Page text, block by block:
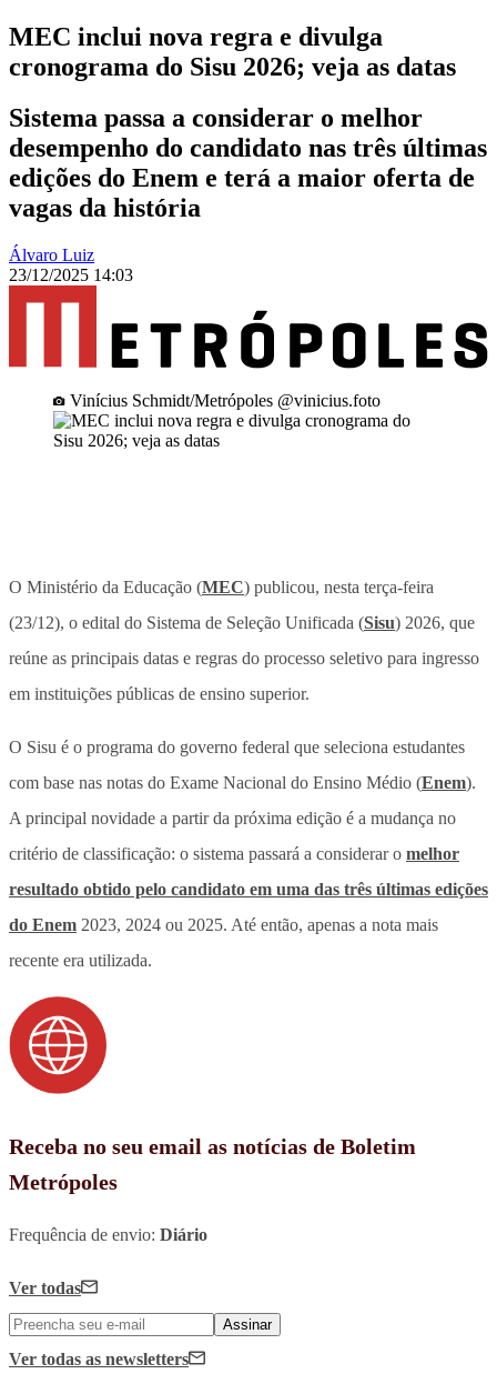
MEC inclui nova regra e divulga
cronograma do Sisu 2026; veja as datas
Sistema passa a considerar o melhor
desempenho do candidato nas três últimas
edições do Enem e terá a maior oferta de
vagas da história
Álvaro Luiz
23/12/2025 14:03
Vinícius Schmidt/Metrópoles @vinicius.foto
O Ministério da Educação (MEC) publicou, nesta terça-feira
(23/12), o edital do Sistema de Seleção Unificada (Sisu) 2026, que
reúne as principais datas e regras do processo seletivo para ingresso
em instituições públicas de ensino superior.
O Sisu é o programa do governo federal que seleciona estudantes
com base nas notas do Exame Nacional do Ensino Médio (Enem).
A principal novidade a partir da próxima edição é a mudança no
critério de classificação: o sistema passará a considerar o melhor
resultado obtido pelo candidato em uma das três últimas edições
do Enem 2023, 2024 ou 2025. Até então, apenas a nota mais
recente era utilizada.
Receba no seu email as notícias de Boletim
Metrópoles
Frequência de envio: Diário
Ver todas
Assinar
Ver todas as newsletters